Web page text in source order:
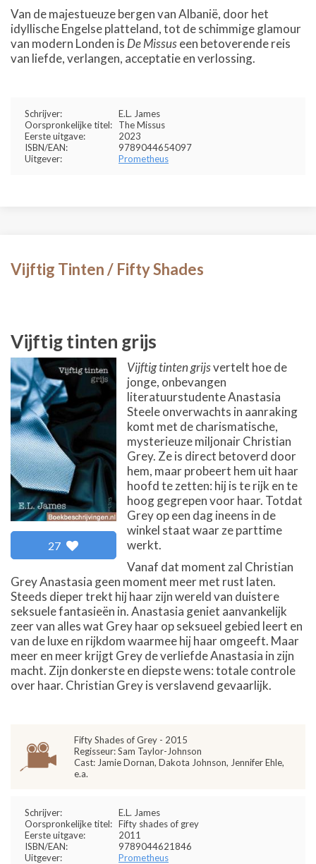
Van de majestueuze bergen van Albanië, door het
idyllische Engelse platteland, tot de schimmige glamour
van modern Londen is De Missuseen betoverende reis
van liefde, verlangen, acceptatie en verlossing.
Schrijver:
E.L. James
Oorspronkelijke titel:
The Missus
Eerste uitgave:
2023
ISBN/EAN:
9789044654097
Uitgever:
Prometheus
Vijftig Tinten / Fifty Shades
Vijftig tinten grijs
27
Vijftig tinten grijsvertelt hoe de
jonge, onbevangen
literatuurstudente Anastasia
Steele onverwachts in aanraking
komt met de charismatische,
mysterieuze miljonair Christian
Grey. Ze is direct betoverd door
hem, maar probeert hem uit haar
hoofd te zetten: hij is te rijk en te
hoog gegrepen voor haar. Totdat
Grey op een dag ineens in de
winkel staat waar ze parttime
werkt.
Vanaf dat moment zal Christian
Grey Anastasia geen moment meer met rust laten.
Steeds dieper trekt hij haar zijn wereld van duistere
seksuele fantasieën in. Anastasia geniet aanvankelijk
zeer van alles wat Grey haar op seksueel gebied leert en
van de luxe en rijkdom waarmee hij haar omgeeft. Maar
meer en meer krijgt Grey de verliefde Anastasia in zijn
macht. Zijn donkerste en diepste wens: totale controle
over haar. Christian Grey is verslavend gevaarlijk.
Fifty Shades of Grey - 2015
Regisseur: Sam Taylor-Johnson
Cast: Jamie Dornan, Dakota Johnson, Jennifer Ehle,
e.a.
Schrijver:
E.L. James
Oorspronkelijke titel: Fifty shades of grey
Eerste uitgave:
2011
ISBN/EAN:
9789044621846
Uitgever:
Prometheus